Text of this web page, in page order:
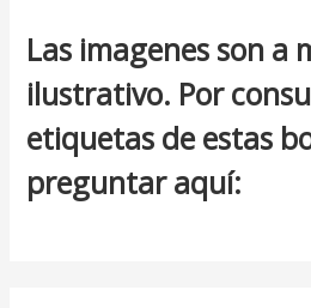
Las imagenes son a
ilustrativo. Por
etiquetas de estas
preguntar aquí: